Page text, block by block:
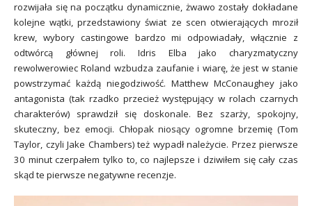
rozwijała się na początku dynamicznie, żwawo zostały dokładane
kolejne wątki, przedstawiony świat ze scen otwierających mroził
krew, wybory castingowe bardzo mi odpowiadały, włącznie z
odtwórcą głównej roli. Idris Elba jako charyzmatyczny
rewolwerowiec Roland wzbudza zaufanie i wiarę, że jest w stanie
powstrzymać każdą niegodziwość. Matthew McConaughey jako
antagonista (tak rzadko przecież występujący w rolach czarnych
charakterów) sprawdził się doskonale. Bez szarży, spokojny,
skuteczny, bez emocji. Chłopak niosący ogromne brzemię (Tom
Taylor, czyli Jake Chambers) też wypadł należycie. Przez pierwsze
30 minut czerpałem tylko to, co najlepsze i dziwiłem się cały czas
skąd te pierwsze negatywne recenzje.